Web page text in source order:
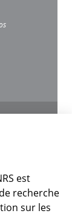
est
recherche
sur les